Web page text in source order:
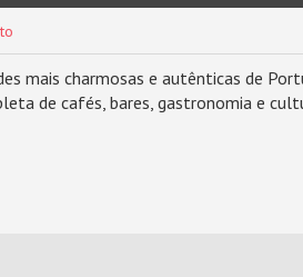
mais charmosas e autênticas de
de cafés, bares, gastronomia e